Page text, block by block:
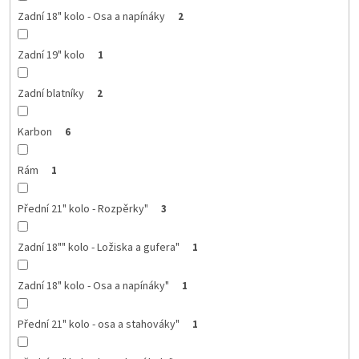
Zadní 18" kolo - Osa a napínáky 2
Zadní 19" kolo 1
Zadní blatníky 2
Karbon 6
Rám 1
Přední 21" kolo - Rozpěrky" 3
Zadní 18"" kolo - Ložiska a gufera" 1
Zadní 18" kolo - Osa a napínáky" 1
Přední 21" kolo - osa a stahováky" 1